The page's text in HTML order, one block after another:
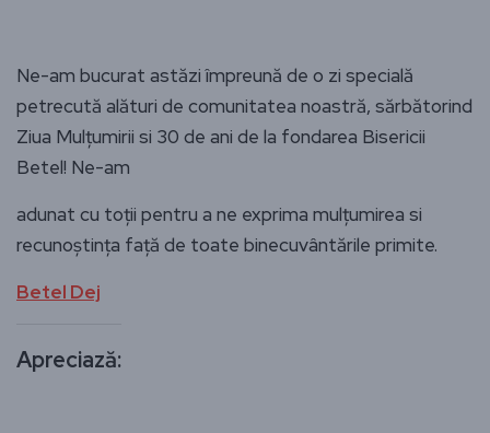
Ne-am bucurat astăzi împreună de o zi specială
petrecută alături de comunitatea noastră, sărbătorind
Ziua Mulțumirii si 30 de ani de la fondarea Bisericii
Betel! Ne-am
adunat cu toții pentru a ne exprima mulțumirea si
recunoştinţa față de toate binecuvântările primite.
Betel Dej
Apreciază: